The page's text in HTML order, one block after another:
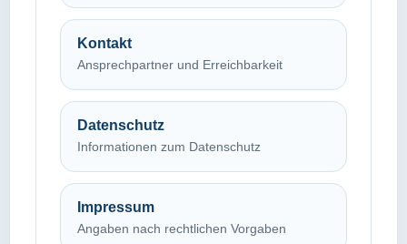
Kontakt
Ansprechpartner und Erreichbarkeit
Datenschutz
Informationen zum Datenschutz
Impressum
Angaben nach rechtlichen Vorgaben